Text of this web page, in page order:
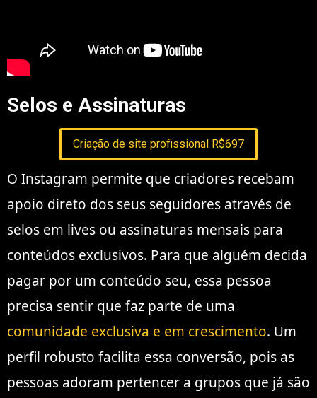
Selos e Assinaturas
Criação de site profissional R$697
O Instagram permite que criadores recebam
apoio direto dos seus seguidores através de
selos em lives ou assinaturas mensais para
conteúdos exclusivos. Para que alguém decida
pagar por um conteúdo seu, essa pessoa
precisa sentir que faz parte de uma
comunidade exclusiva e em crescimento. Um
perfil robusto facilita essa conversão, pois as
pessoas adoram pertencer a grupos que já são